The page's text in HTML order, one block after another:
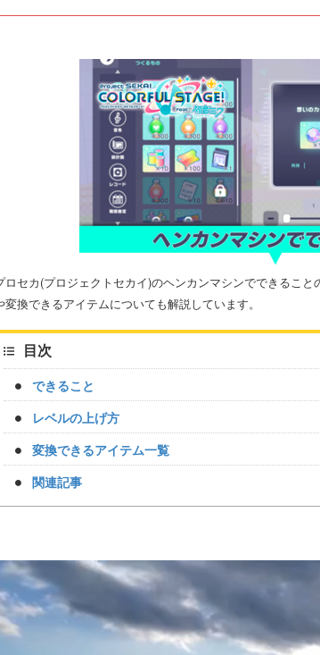
ロセカ(プロジェクトセカイ)のヘンカンマシンでできるこ
変換できるアイテムについても解説しています。
目次
できること
レベルの上げ方
変換できるアイテム一覧
関連記事